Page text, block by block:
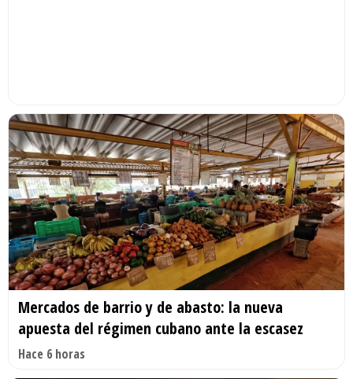
Mercados de barrio y de abasto: la nueva
apuesta del régimen cubano ante la escasez
Hace 6 horas